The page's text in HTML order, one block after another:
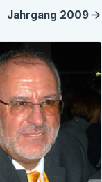
Jahrgang 2009